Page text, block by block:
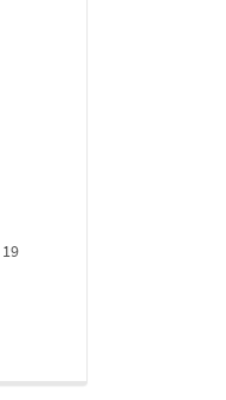
19